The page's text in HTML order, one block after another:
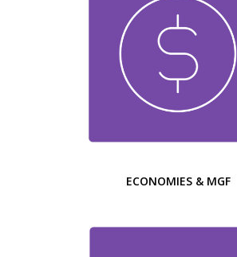
ECONOMIES & MGF